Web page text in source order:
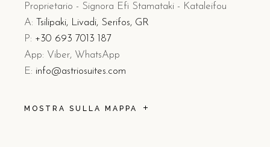
Proprietario - Signora Efi Stamataki - Kataleifou
A:
Tsilipaki, Livadi, Serifos, GR
P: +30 693 7013 187
App: Viber, WhatsApp
E: info@astriosuites.com
MOSTRA SULLA MAPPA